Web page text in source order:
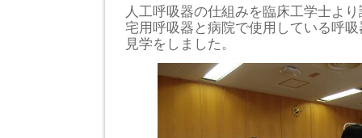
人工呼吸器の仕組みを臨床工学士よ
宅用呼吸器と病院で使用している呼
見学をしました。